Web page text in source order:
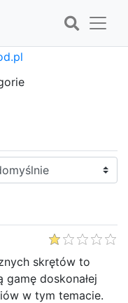
skrętów to
gamę doskonałej
w tym temacie.